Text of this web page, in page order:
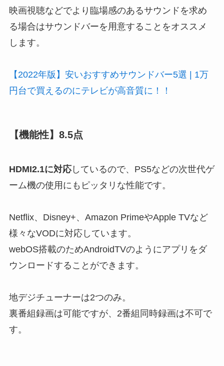
映画視聴などでより臨場感のあるサウンドを求め
る場合はサウンドバーを用意することをオススメ
します。
【2022年版】安いおすすめサウンドバー5選 | 1万
円台で買えるのにテレビが高音質に！！
【機能性】8.5点
HDMI2.1に対応しているので、PS5などの次世代ゲ
ーム機の使用にもピッタリな性能です。
Netflix、Disney+、Amazon PrimeやApple TVなど
様々なVODに対応しています。
webOS搭載のためAndroidTVのようにアプリをダ
ウンロードすることができます。
地デジチューナーは2つのみ。
裏番組録画は可能ですが、 2番組同時録画は不可で
す。